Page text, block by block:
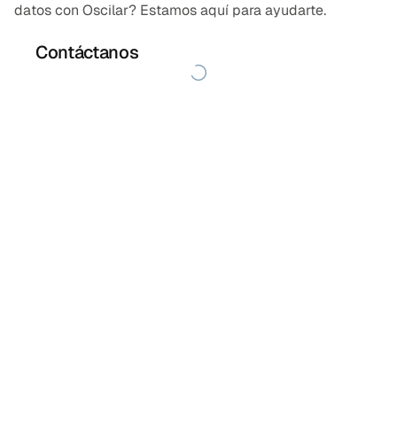
datos con Oscilar? Estamos aquí para ayudarte.
Contáctanos